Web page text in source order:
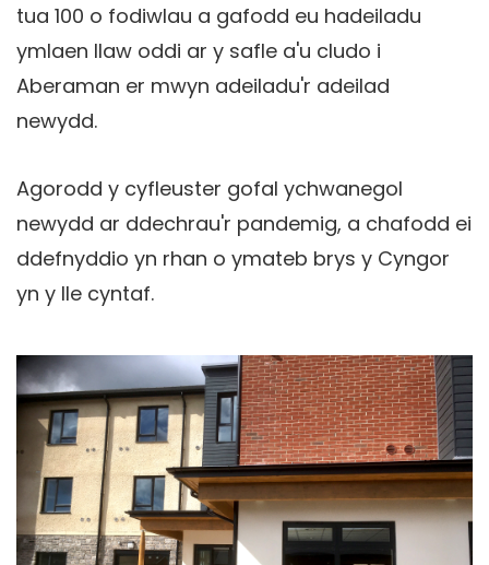
tua 100 o fodiwlau a gafodd eu hadeiladu
ymlaen llaw oddi ar y safle a'u cludo i
Aberaman er mwyn adeiladu'r adeilad
newydd.
Agorodd y cyfleuster gofal ychwanegol
newydd ar ddechrau'r pandemig, a chafodd ei
ddefnyddio yn rhan o ymateb brys y Cyngor
yn y lle cyntaf.